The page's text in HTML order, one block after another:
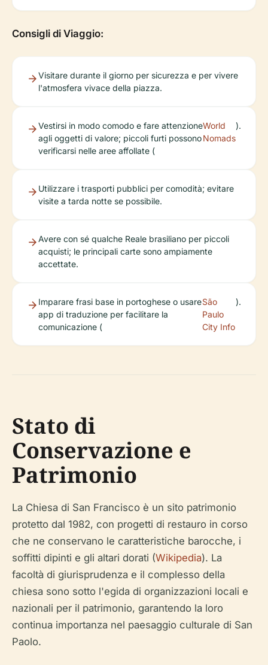
Consigli di Viaggio:
Visitare durante il giorno per sicurezza e per vivere
l'atmosfera vivace della piazza.
Vestirsi in modo comodo e fare attenzione
agli oggetti di valore; piccoli furti possono
verificarsi nelle aree affollate (
World
Nomads
).
Utilizzare i trasporti pubblici per comodità; evitare
visite a tarda notte se possibile.
Avere con sé qualche Reale brasiliano per piccoli
acquisti; le principali carte sono ampiamente
accettate.
Imparare frasi base in portoghese o usare
app di traduzione per facilitare la
comunicazione (
São
Paulo
City Info
).
Stato di
Conservazione e
Patrimonio
La Chiesa di San Francisco è un sito patrimonio
protetto dal 1982, con progetti di restauro in corso
che ne conservano le caratteristiche barocche, i
soffitti dipinti e gli altari dorati (Wikipedia). La
facoltà di giurisprudenza e il complesso della
chiesa sono sotto l'egida di organizzazioni locali e
nazionali per il patrimonio, garantendo la loro
continua importanza nel paesaggio culturale di San
Paolo.